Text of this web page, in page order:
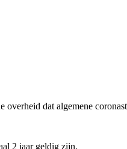
overheid dat algemene